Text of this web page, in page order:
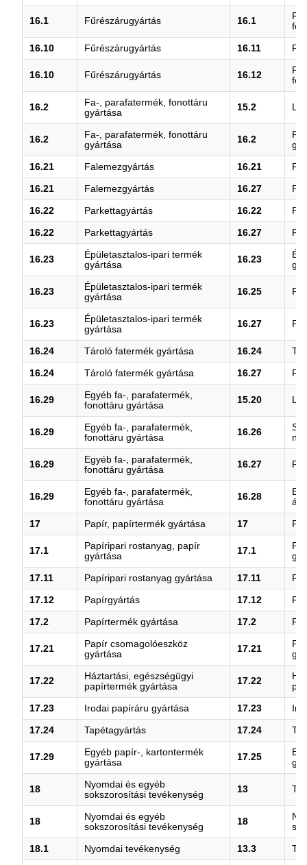
16.1 Fűrészárugyártás 16.1
16.10 Fűrészárugyártás 16.11
16.10 Fűrészárugyártás 16.12
Fa
16.2
Fa-, parafatermék, fonottáru
gyártása
15.2
16.2
Fa-, parafatermék, fonottáru
gyártása
16.2
16.21 Falemezgyártás 16.21
16.21 Falemezgyártás 16.27
16.22 Parkettagyártás 16.22
16.22 Parkettagyártás 16.27
16.23
Épületasztalos-ipari termék
gyártása
16.23
16.23
Épületasztalos-ipari termék
gyártása
16.25 Fa
16.23
Épületasztalos-ipari termék
gyártása
16.27
16.24 Tároló fatermék gyártása 16.24
16.24 Tároló fatermék gyártása 16.27
16.29
Egyéb fa-, parafatermék,
fonottáru gyártása
15.20
16.29
Egyéb fa-, parafatermék,
fonottáru gyártása
16.26
16.29
Egyéb fa-, parafatermék,
fonottáru gyártása
16.27
16.29
Egyéb fa-, parafatermék,
fonottáru gyártása
16.28
17 Papír, papírtermék gyártása 17
17.1
Papíripari rostanyag, papír
gyártása
17.1
17.11 Papíripari rostanyag gyártása 17.11
17.12 Papírgyártás 17.12
17.2 Papírtermék gyártása 17.2
17.21
Papír csomagolóeszköz
gyártása
17.21
17.22
Háztartási, egészségügyi
papírtermék gyártása
17.22
17.23 Irodai papíráru gyártása 17.23
17.24 Tapétagyártás 17.24
17.29
Egyéb papír-, kartontermék
gyártása
17.25
18
Nyomdai és egyéb
sokszorosítási tevékenység
13
18
Nyomdai és egyéb
sokszorosítási tevékenység
18
18.1 Nyomdai tevékenység 13.3